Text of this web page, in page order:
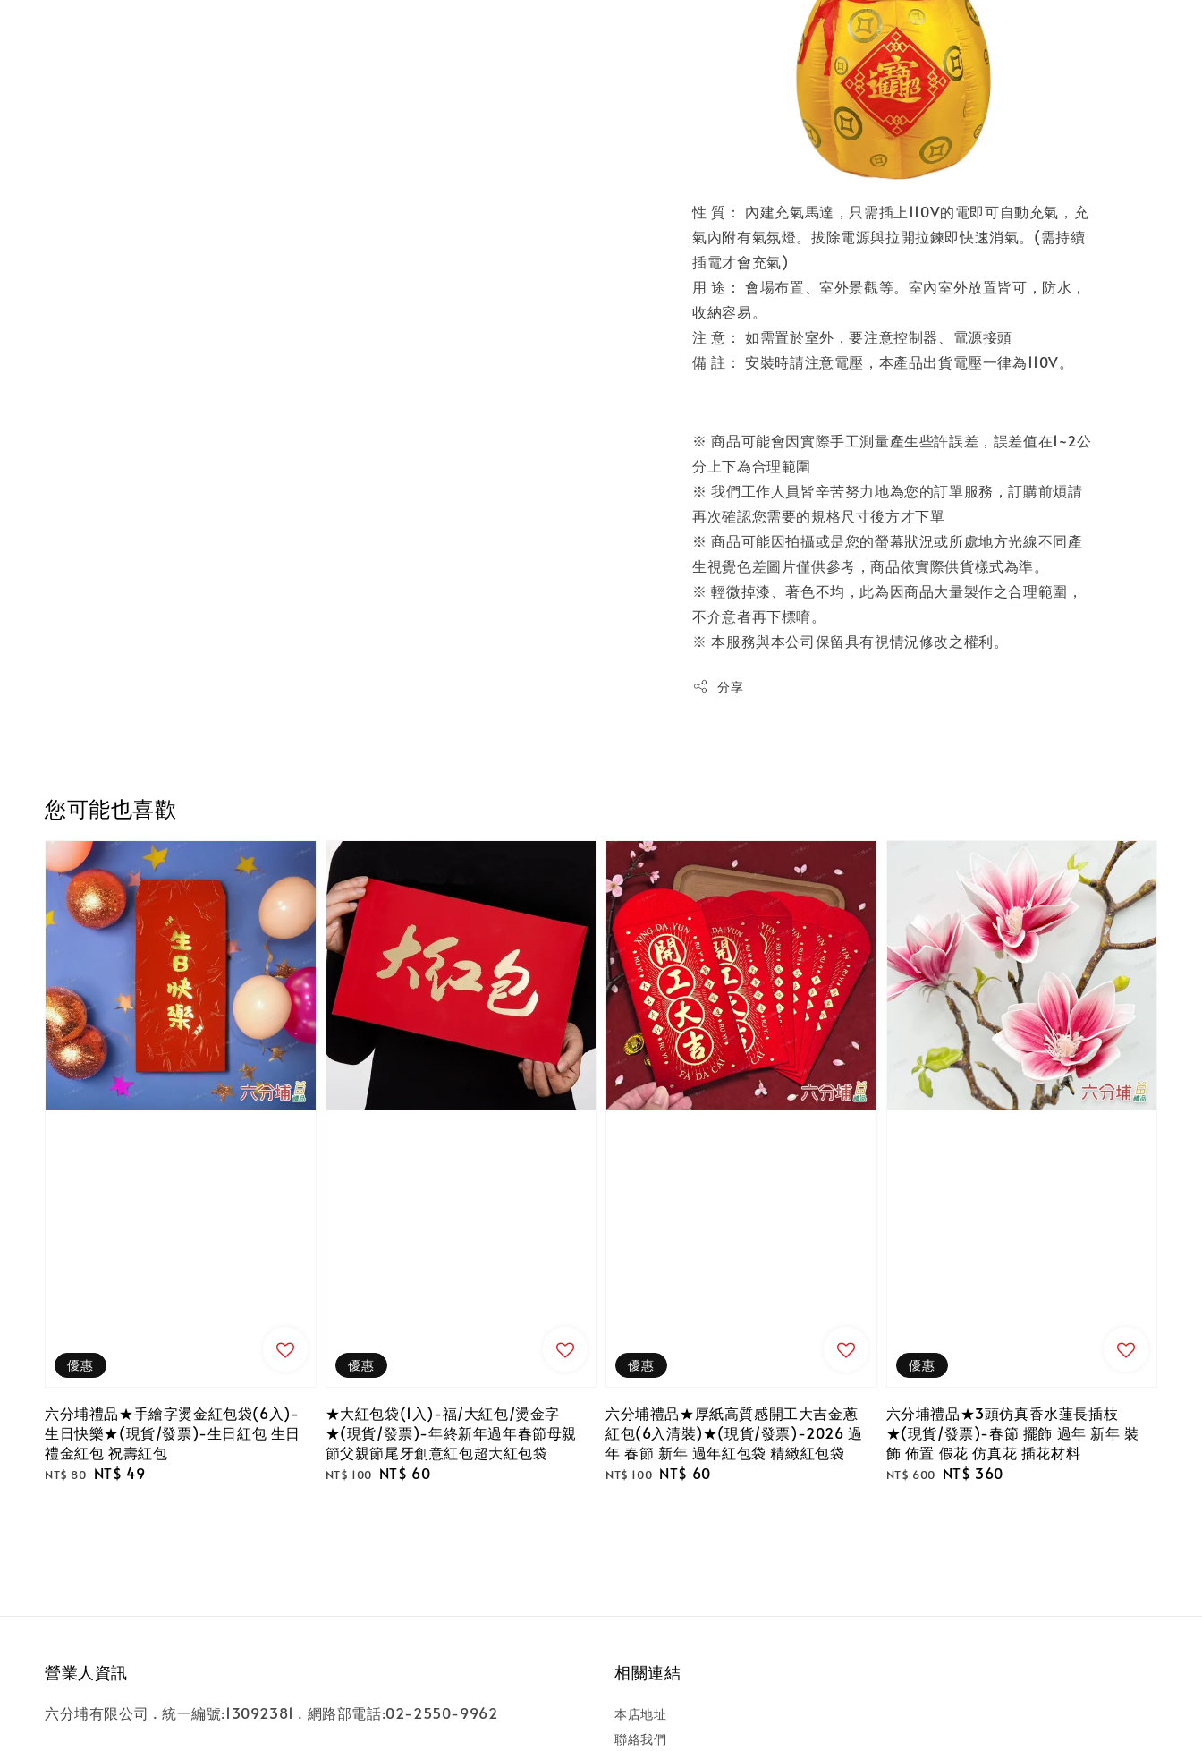
性 質： 內建充氣馬達，只需插上110V的電即可自動充氣，充
氣內附有氣氛燈。拔除電源與拉開拉鍊即快速消氣。(需持續
插電才會充氣)
用 途： 會場布置、室外景觀等。室內室外放置皆可，防水，
收納容易。
注 意： 如需置於室外，要注意控制器、電源接頭
備 註： 安裝時請注意電壓，本產品出貨電壓一律為110V。
※ 商品可能會因實際手工測量產生些許誤差，誤差值在1~2公
分上下為合理範圍
※ 我們工作人員皆辛苦努力地為您的訂單服務，訂購前煩請
再次確認您需要的規格尺寸後方才下單
※ 商品可能因拍攝或是您的螢幕狀況或所處地方光線不同產
生視覺色差圖片僅供參考，商品依實際供貨樣式為準。
※ 輕微掉漆、著色不均，此為因商品大量製作之合理範圍，
不介意者再下標唷。
※ 本服務與本公司保留具有視情況修改之權利。
分享
您可能也喜歡
優惠
六分埔禮品★手繪字燙金紅包袋(6入)-
生日快樂★(現貨/發票)-生日紅包 生日
禮金紅包 祝壽紅包
Regular
NT$ 80 Sale
NT$ 49
優惠
★大紅包袋(1入)-福/大紅包/燙金字
★(現貨/發票)-年終新年過年春節母親
節父親節尾牙創意紅包超大紅包袋
Regular
NT$ 100 Sale
NT$ 60
優惠
六分埔禮品★厚紙高質感開工大吉金蔥
紅包(6入清裝)★(現貨/發票)-2026 過
年 春節 新年 過年紅包袋 精緻紅包袋
Regular
NT$ 100 Sale
NT$ 60
優惠
六分埔禮品★3頭仿真香水蓮長插枝
★(現貨/發票)-春節 擺飾 過年 新年 裝
飾 佈置 假花 仿真花 插花材料
Regular
NT$ 600 Sale
NT$ 360
營業人資訊
六分埔有限公司 . 統一編號:13092381 . 網路部電話:02-2550-9962
相關連結
本店地址
聯絡我們